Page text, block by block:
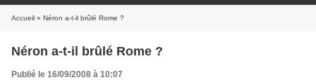
Accueil » Néron a-t-il brûlé Rome ?
Néron a-t-il brûlé Rome ?
Publié le 16/09/2008 à 10:07